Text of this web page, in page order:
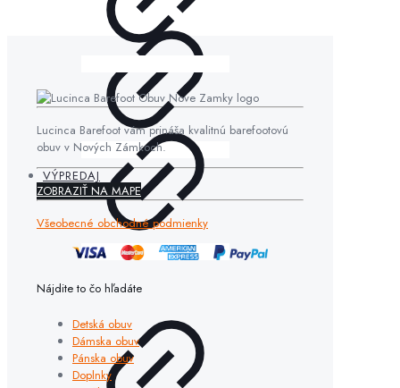
VÝPREDAJ
Lucinca Barefoot vám prináša kvalitnú barefootovú
obuv v Nových Zámkoch.
ZOBRAZIŤ NA MAPE
Všeobecné obchodné podmienky
Nájdite to čo hľadáte
Detská obuv
Dámska obuv
Pánska obuv
Doplnky